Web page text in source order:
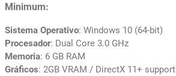
Minimum:
Sistema Operativo: Windows 10 (64-bit)
Procesador: Dual Core 3.0 GHz
Memoria: 6 GB RAM
Gráficos: 2GB VRAM / DirectX 11+ support